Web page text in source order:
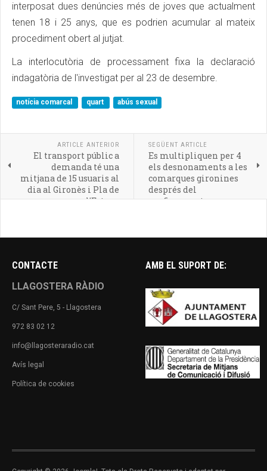
interposat dues denúncies més de joves que actualment
tenen 18 i 25 anys, que es podrien acumular al mateix
procediment obert al jutjat.
La interlocutòria de processament fixa la declaració
indagatòria de l'investigat per al 23 de desembre.
notícia comarcal quart abús sexual
ARTICLE ANTERIOR
El transport públic a
demanda té una
mitjana de 15 usuaris al
dia al Gironès i Pla de
l'Estany
SEGÜENT ARTICLE
Es multipliquen per 4
els desnonaments a les
comarques gironines
després del
confinament
CONTACTE
LLAGOSTERA RÀDIO
C/ Sant Pere, 5 - Llagostera
972 83 02 12
info@llagosteraradio.cat
Avís legal
Política de cookies
AMB EL SUPORT DE: